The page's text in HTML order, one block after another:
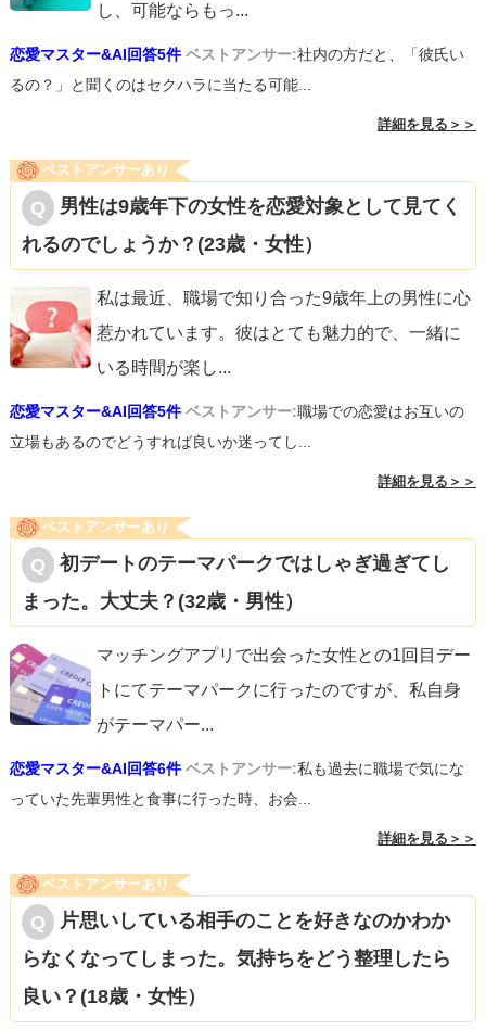
し、可能ならもっ...
恋愛マスター&AI回答5件 ベストアンサー:社内の方だと、「彼氏い
るの？」と聞くのはセクハラに当たる可能...
詳細を見る＞＞
ベストアンサーあり
男性は9歳年下の女性を恋愛対象として見てく
れるのでしょうか？(23歳・女性）
私は最近、職場で知り合った9歳年上の男性に心
惹かれています。彼はとても魅力的で、一緒に
いる時間が楽し...
恋愛マスター&AI回答5件 ベストアンサー:職場での恋愛はお互いの
立場もあるのでどうすれば良いか迷ってし...
詳細を見る＞＞
ベストアンサーあり
初デートのテーマパークではしゃぎ過ぎてし
まった。大丈夫？(32歳・男性）
マッチングアプリで出会った女性との1回目デー
トにてテーマパークに行ったのですが、私自身
がテーマパー...
恋愛マスター&AI回答6件 ベストアンサー:私も過去に職場で気にな
っていた先輩男性と食事に行った時、お会...
詳細を見る＞＞
ベストアンサーあり
片思いしている相手のことを好きなのかわか
らなくなってしまった。気持ちをどう整理したら
良い？(18歳・女性）